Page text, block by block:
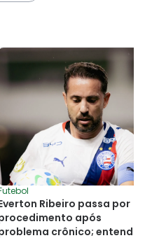
Ribeiro passa por
após
crônico; entenda